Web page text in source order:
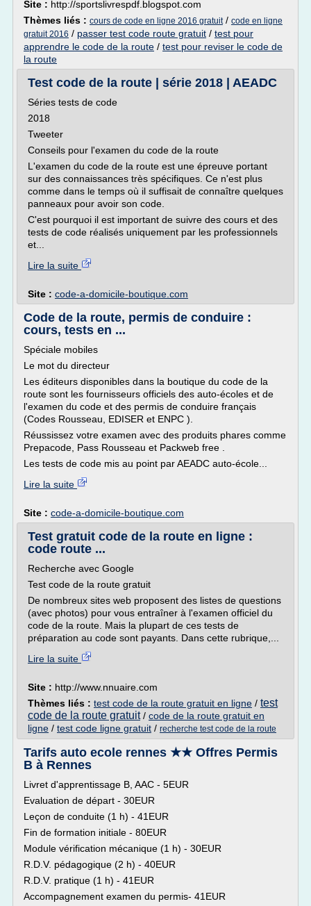
Site : http://sportslivrespdf.blogspot.com
Thèmes liés : cours de code en ligne 2016 gratuit/ code en ligne
gratuit 2016 / passer test code route gratuit / test pour
apprendre le code de la route / test pour reviser le code de
la route
Test code de la route | série 2018 | AEADC
Séries tests de code
2018
Tweeter
Conseils pour l'examen du code de la route
L'examen du code de la route est une épreuve portant
sur des connaissances très spécifiques. Ce n'est plus
comme dans le temps où il suffisait de connaître quelques
panneaux pour avoir son code.
C'est pourquoi il est important de suivre des cours et des
tests de code réalisés uniquement par les professionnels
et...
Lire la suite
Site : code-a-domicile-boutique.com
Code de la route, permis de conduire :
cours, tests en ...
Spéciale mobiles
Le mot du directeur
Les éditeurs disponibles dans la boutique du code de la
route sont les fournisseurs officiels des auto-écoles et de
l'examen du code et des permis de conduire français
(Codes Rousseau, EDISER et ENPC ).
Réussissez votre examen avec des produits phares comme
Prepacode, Pass Rousseau et Packweb free .
Les tests de code mis au point par AEADC auto-école...
Lire la suite
Site : code-a-domicile-boutique.com
Test gratuit code de la route en ligne :
code route ...
Recherche avec Google
Test code de la route gratuit
De nombreux sites web proposent des listes de questions
(avec photos) pour vous entraîner à l'examen officiel du
code de la route. Mais la plupart de ces tests de
préparation au code sont payants. Dans cette rubrique,...
Lire la suite
Site : http://www.nnuaire.com
Thèmes liés : test code de la route gratuit en ligne / test
code de la route gratuit/ code de la route gratuit en
ligne / test code ligne gratuit / recherche test code de la route
Tarifs auto ecole rennes ★★ Offres Permis
B à Rennes
Livret d'apprentissage B, AAC - 5EUR
Evaluation de départ - 30EUR
Leçon de conduite (1 h) - 41EUR
Fin de formation initiale - 80EUR
Module vérification mécanique (1 h) - 30EUR
R.D.V. pédagogique (2 h) - 40EUR
R.D.V. pratique (1 h) - 41EUR
Accompagnement examen du permis- 41EUR